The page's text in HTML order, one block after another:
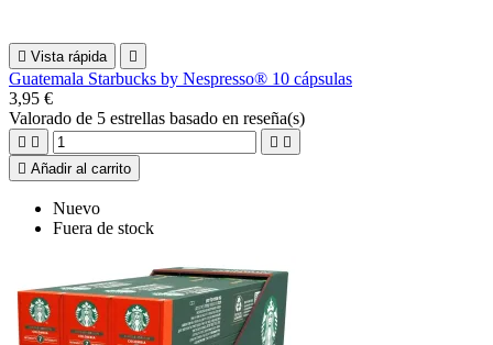
 Vista rápida 
Guatemala Starbucks by Nespresso® 10 cápsulas
3,95 €
Valorado de 5 estrellas basado en reseña(s)
   
 Añadir al carrito
Nuevo
Fuera de stock